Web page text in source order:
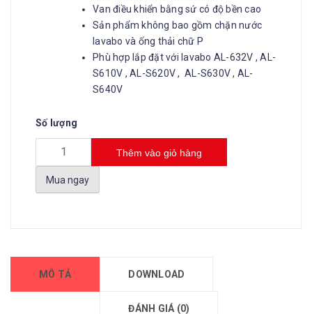
Van điều khiển bằng sứ có độ bền cao
Sản phẩm không bao gồm chặn nước
lavabo và ống thải chữ P
Phù hợp lắp đặt với lavabo AL-632V , AL-
S610V , AL-S620V , AL-S630V , AL-
S640V
Số lượng
Thêm vào giỏ hàng
Mua ngay
MÔ TẢ DOWNLOAD
ĐÁNH GIÁ (0)